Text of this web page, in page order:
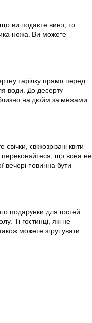
ви подаєте вино, то
ножа. Ви можете
тарілку прямо перед
води. До десерту
на дюйм за межами
свіжозрізані квіти
переконайтеся, що вона не
вечері повинна бути
подарунки для гостей.
Ті гостинці, які не
можете згрупувати